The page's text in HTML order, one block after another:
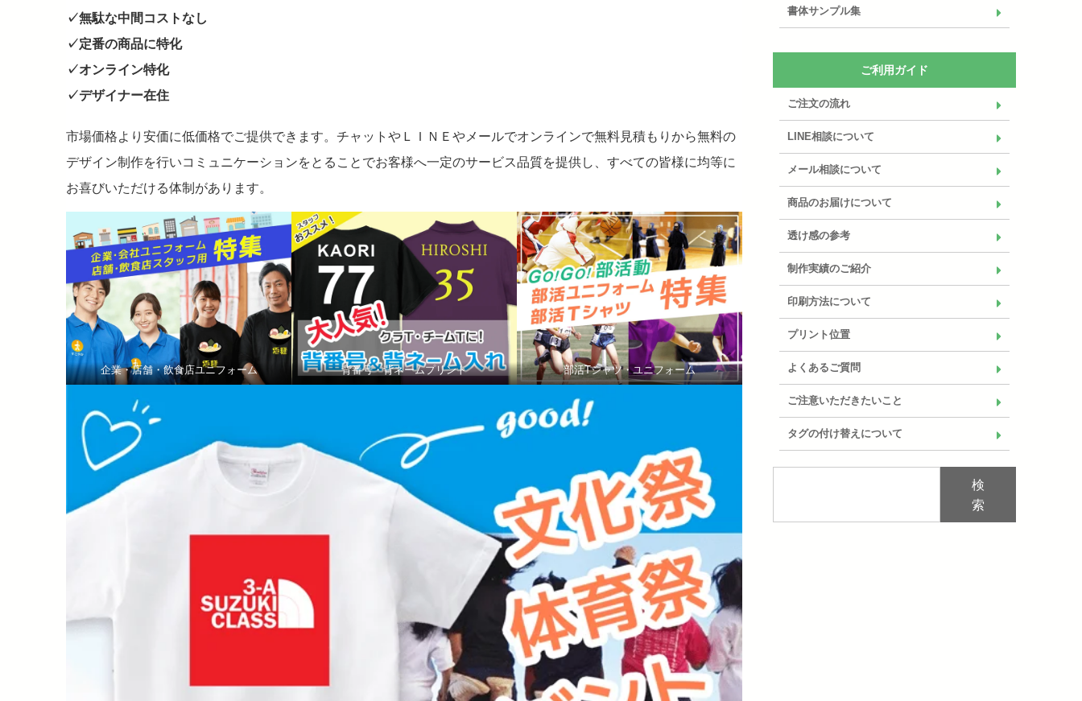
✓無駄な中間コストなし
✓定番の商品に特化
✓オンライン特化
✓デザイナー在住
市場価格より安価に低価格でご提供できます。チャットやＬＩＮＥやメールでオンラインで無料見積もりから無料の
デザイン制作を行いコミュニケーションをとることでお客様へ一定のサービス品質を提供し、すべての皆様に均等に
お喜びいただける体制があります。
企業・店舗・飲食店ユニフォーム 背番号・背ネームプリント 部活Tシャツ・ユニフォーム
書体サンプル集
ご利用ガイド
ご注文の流れ
LINE相談について
メール相談について
商品のお届けについて
透け感の参考
制作実績のご紹介
印刷方法について
プリント位置
よくあるご質問
ご注意いただきたいこと
タグの付け替えについて
検
索